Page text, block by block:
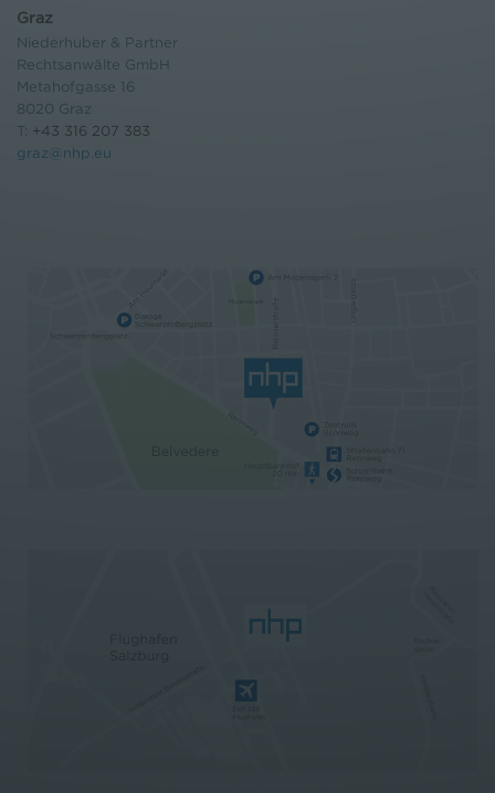
Graz
Niederhuber & Partner
Rechtsanwälte GmbH
Metahofgasse 16
8020 Graz
T: +43 316 207 383
graz@nhp.eu